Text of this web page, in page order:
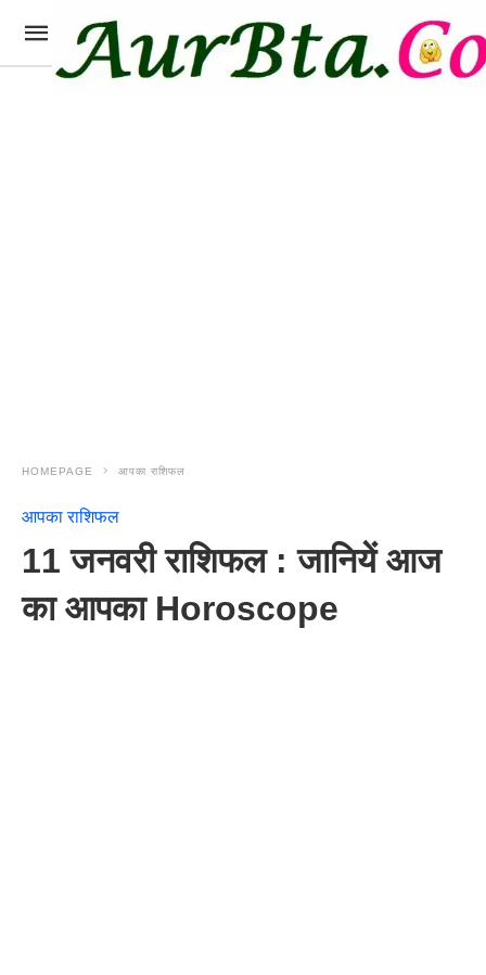
HOMEPAGE आपका राशिफल
आपका राशिफल
11 जनवरी राशिफल : जानियें आज
का आपका Horoscope